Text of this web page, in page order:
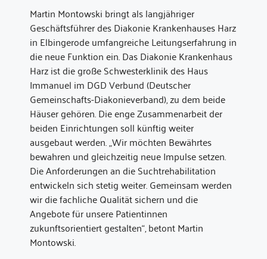
Martin Montowski bringt als langjähriger
Geschäftsführer des Diakonie Krankenhauses Harz
in Elbingerode umfangreiche Leitungserfahrung in
die neue Funktion ein. Das Diakonie Krankenhaus
Harz ist die große Schwesterklinik des Haus
Immanuel im DGD Verbund (Deutscher
Gemeinschafts-Diakonieverband), zu dem beide
Häuser gehören. Die enge Zusammenarbeit der
beiden Einrichtungen soll künftig weiter
ausgebaut werden. „Wir möchten Bewährtes
bewahren und gleichzeitig neue Impulse setzen.
Die Anforderungen an die Suchtrehabilitation
entwickeln sich stetig weiter. Gemeinsam werden
wir die fachliche Qualität sichern und die
Angebote für unsere Patientinnen
zukunftsorientiert gestalten“, betont Martin
Montowski.